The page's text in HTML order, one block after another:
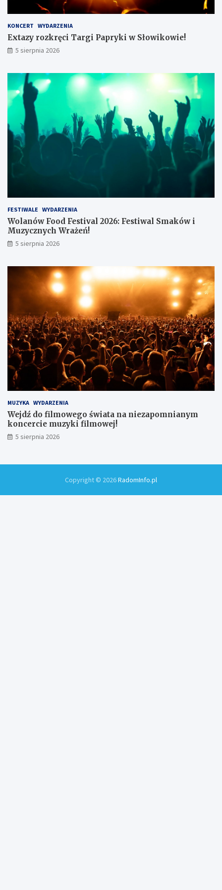
ą
ż
k
i
z
t
y
s
z
KONCERT WYDARZENIA
Extazy rozkręci Targi Papryki w Słowikowie!
5 sierpnia 2026
FESTIWALE WYDARZENIA
Wolanów Food Festival 2026: Festiwal Smaków i
Muzycznych Wrażeń!
5 sierpnia 2026
MUZYKA WYDARZENIA
Wejdź do filmowego świata na niezapomnianym
koncercie muzyki filmowej!
5 sierpnia 2026
Copyright © 2026RadomInfo.pl